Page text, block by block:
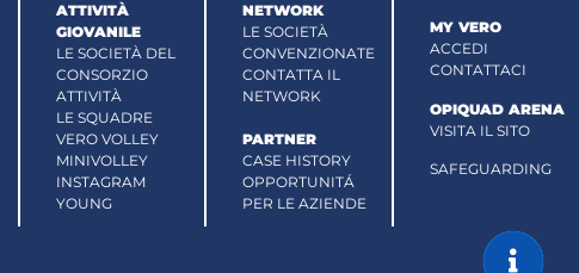
ATTIVITÀ
GIOVANILE
LE SOCIETÀ DEL
CONSORZIO
ATTIVITÀ
LE SQUADRE
VERO VOLLEY
MINIVOLLEY
INSTAGRAM
YOUNG
NETWORK
LE SOCIETÀ
CONVENZIONATE
CONTATTA IL
NETWORK
PARTNER
CASE HISTORY
OPPORTUNITÁ
PER LE AZIENDE
MY VERO
ACCEDI
CONTATTACI
OPIQUAD ARENA
VISITA IL SITO
SAFEGUARDING